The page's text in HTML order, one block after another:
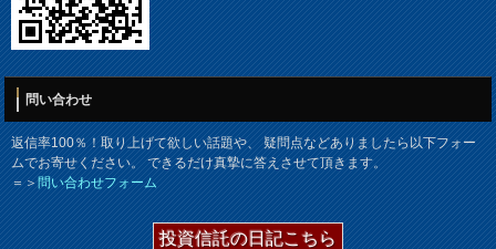
問い合わせ
返信率100％！取り上げて欲しい話題や、 疑問点などありましたら以下フォー
ムでお寄せください。 できるだけ真摯に答えさせて頂きます。
＝＞問い合わせフォーム
投資信託の日記こちら